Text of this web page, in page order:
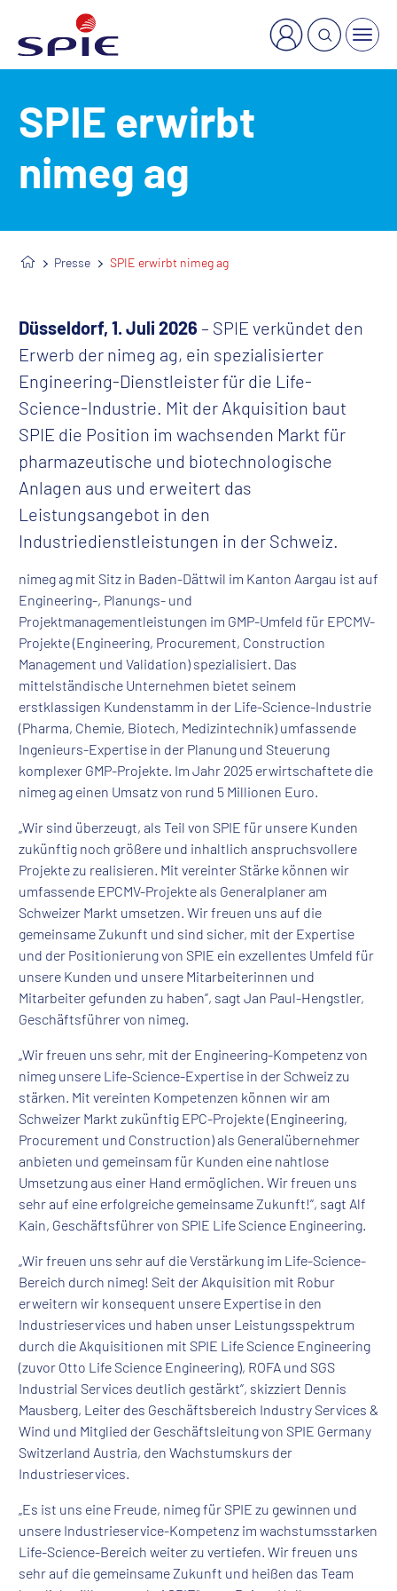
SPIE erwirbt
nimeg ag
Presse SPIE erwirbt nimeg ag
Düsseldorf, 1. Juli 2026 – SPIE verkündet den
Erwerb der nimeg ag, ein spezialisierter
Engineering-Dienstleister für die Life-
Science-Industrie. Mit der Akquisition baut
SPIE die Position im wachsenden Markt für
pharmazeutische und biotechnologische
Anlagen aus und erweitert das
Leistungsangebot in den
Industriedienstleistungen in der Schweiz.
nimeg ag mit Sitz in Baden-Dättwil im Kanton Aargau ist auf
Engineering-, Planungs- und
Projektmanagementleistungen im GMP-Umfeld für EPCMV-
Projekte (Engineering, Procurement, Construction
Management und Validation) spezialisiert. Das
mittelständische Unternehmen bietet seinem
erstklassigen Kundenstamm in der Life-Science-Industrie
(Pharma, Chemie, Biotech, Medizintechnik) umfassende
Ingenieurs-Expertise in der Planung und Steuerung
komplexer GMP-Projekte. Im Jahr 2025 erwirtschaftete die
nimeg ag einen Umsatz von rund 5 Millionen Euro.
„Wir sind überzeugt, als Teil von SPIE für unsere Kunden
zukünftig noch größere und inhaltlich anspruchsvollere
Projekte zu realisieren. Mit vereinter Stärke können wir
umfassende EPCMV-Projekte als Generalplaner am
Schweizer Markt umsetzen. Wir freuen uns auf die
gemeinsame Zukunft und sind sicher, mit der Expertise
und der Positionierung von SPIE ein exzellentes Umfeld für
unsere Kunden und unsere Mitarbeiterinnen und
Mitarbeiter gefunden zu haben”, sagt Jan Paul-Hengstler,
Geschäftsführer von nimeg.
„Wir freuen uns sehr, mit der Engineering-Kompetenz von
nimeg unsere Life-Science-Expertise in der Schweiz zu
stärken. Mit vereinten Kompetenzen können wir am
Schweizer Markt zukünftig EPC-Projekte (Engineering,
Procurement und Construction) als Generalübernehmer
anbieten und gemeinsam für Kunden eine nahtlose
Umsetzung aus einer Hand ermöglichen. Wir freuen uns
sehr auf eine erfolgreiche gemeinsame Zukunft!“, sagt Alf
Kain, Geschäftsführer von SPIE Life Science Engineering.
„Wir freuen uns sehr auf die Verstärkung im Life-Science-
Bereich durch nimeg! Seit der Akquisition mit Robur
erweitern wir konsequent unsere Expertise in den
Industrieservices und haben unser Leistungsspektrum
durch die Akquisitionen mit SPIE Life Science Engineering
(zuvor Otto Life Science Engineering), ROFA und SGS
Industrial Services deutlich gestärkt“, skizziert Dennis
Mausberg, Leiter des Geschäftsbereich Industry Services &
Wind und Mitglied der Geschäftsleitung von SPIE Germany
Switzerland Austria, den Wachstumskurs der
Industrieservices.
„Es ist uns eine Freude, nimeg für SPIE zu gewinnen und
unsere Industrieservice-Kompetenz im wachstumsstarken
Life-Science-Bereich weiter zu vertiefen. Wir freuen uns
sehr auf die gemeinsame Zukunft und heißen das Team